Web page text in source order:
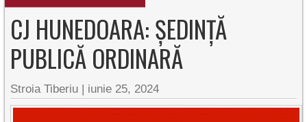
CJ HUNEDOARA: ȘEDINŢĂ
PUBLICĂ ORDINARĂ
Stroia Tiberiu | iunie 25, 2024